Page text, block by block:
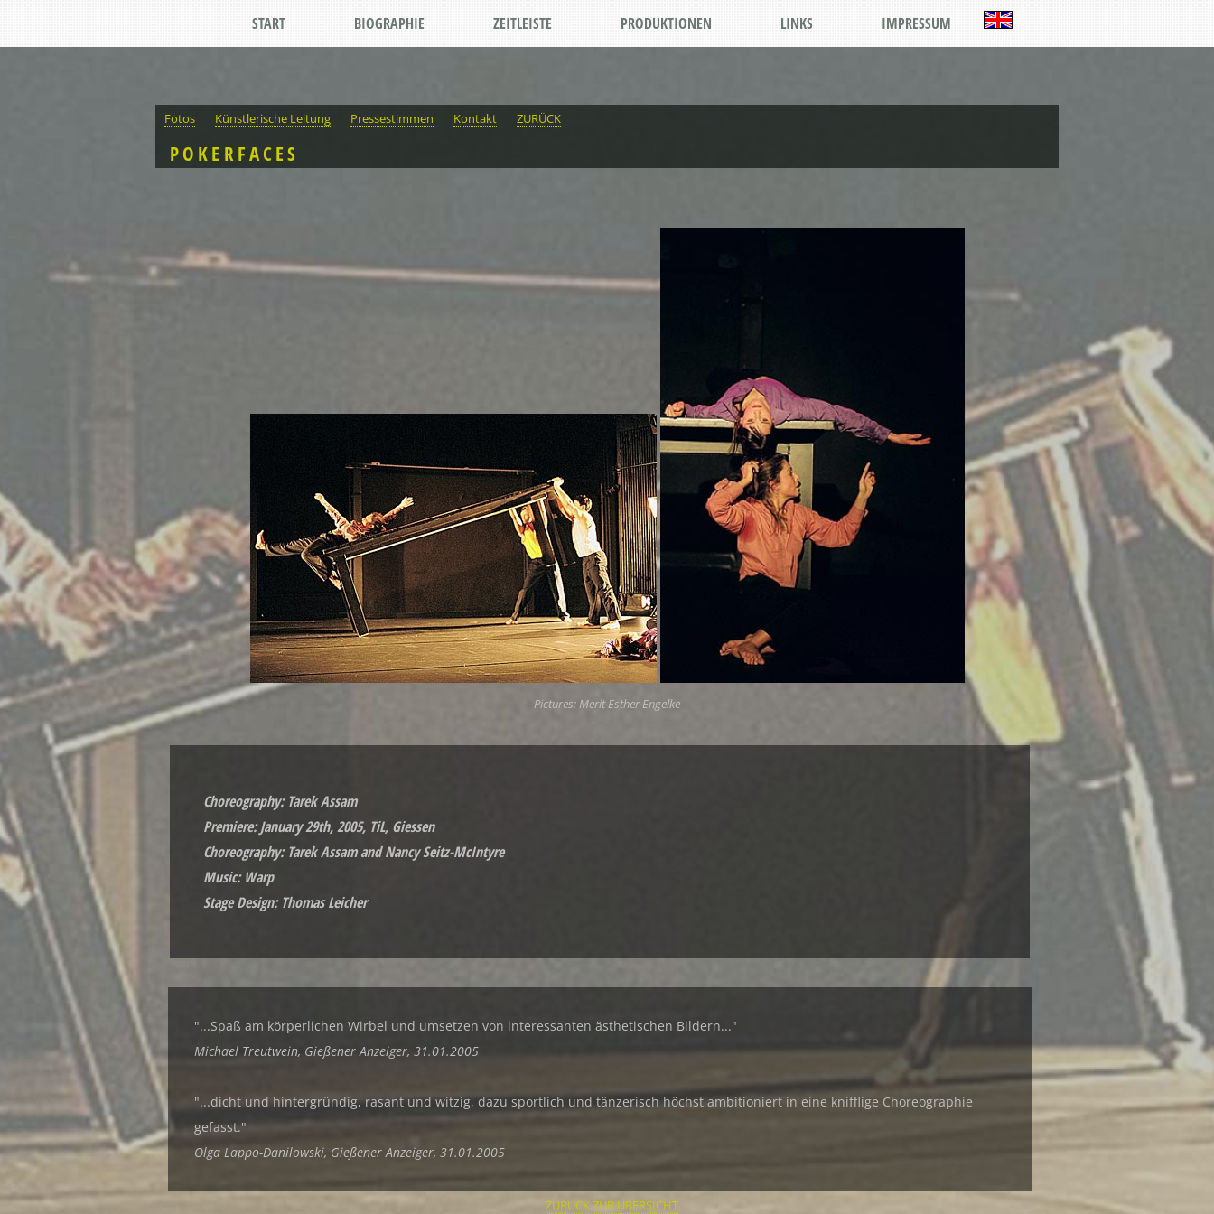
START BIOGRAPHIE ZEITLEISTE PRODUKTIONEN LINKS IMPRESSUM
Fotos Künstlerische Leitung Pressestimmen Kontakt ZURÜCK
POKERFACES
Pictures: Merit Esther Engelke
Choreography: Tarek Assam
Premiere: January 29th, 2005, TiL, Giessen
Choreography: Tarek Assam and Nancy Seitz-McIntyre
Music: Warp
Stage Design: Thomas Leicher
"...Spaß am körperlichen Wirbel und umsetzen von interessanten ästhetischen Bildern..."
Michael Treutwein, Gießener Anzeiger, 31.01.2005
"...dicht und hintergründig, rasant und witzig, dazu sportlich und tänzerisch höchst ambitioniert in eine knifflige Choreographie
gefasst."
Olga Lappo-Danilowski, Gießener Anzeiger, 31.01.2005
ZURÜCK ZUR ÜBERSICHT